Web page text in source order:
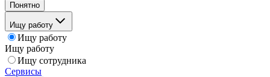
Понятно
Ищу работу
Ищу работу
Ищу работу
Ищу сотрудника
Сервисы